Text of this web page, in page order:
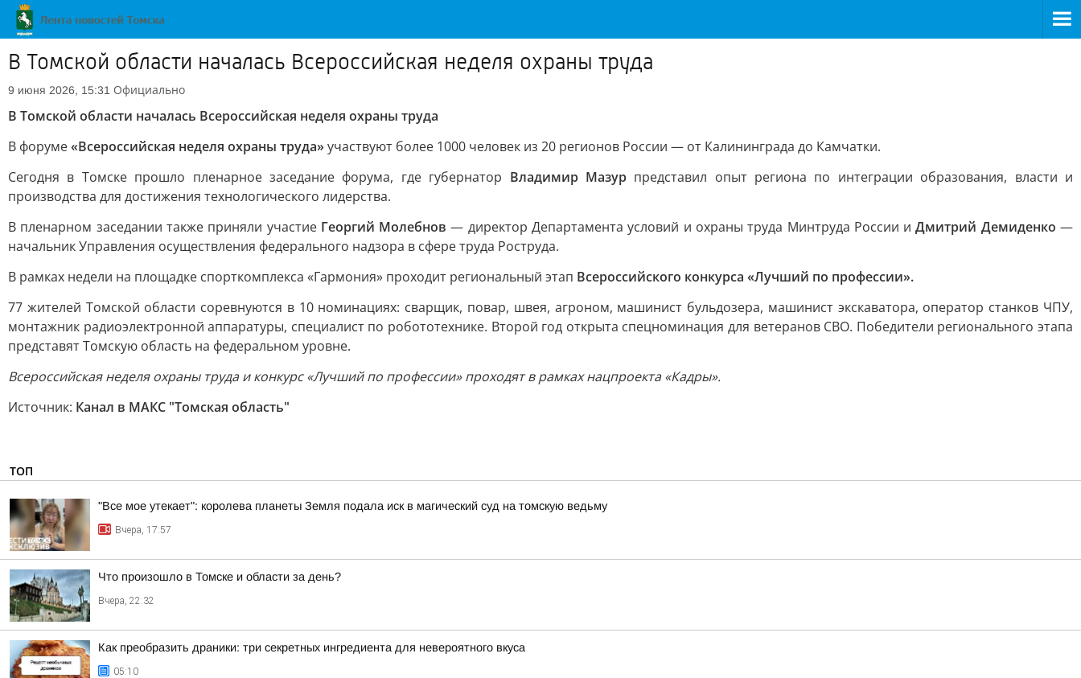
В Томской области началась Всероссийская неделя охраны труда
9 июня 2026, 15:31 Официально
В Томской области началась Всероссийская неделя охраны труда
В форуме«Всероссийская неделя охраны труда»участвуют более 1000 человек из 20 регионов России — от Калининграда до Камчатки.
Сегодня в Томске прошло пленарное заседание форума, где губернатор Владимир Мазурпредставил опыт региона по интеграции образования, власти и
производства для достижения технологического лидерства.
В пленарном заседании также приняли участие Георгий Молебнов — директор Департамента условий и охраны труда Минтруда России иДмитрий Демиденко —
начальник Управления осуществления федерального надзора в сфере труда Роструда.
В рамках недели на площадке спорткомплекса «Гармония» проходит региональный этап Всероссийского конкурса «Лучший по профессии».
77 жителей Томской области соревнуются в 10 номинациях: сварщик, повар, швея, агроном, машинист бульдозера, машинист экскаватора, оператор станков ЧПУ,
монтажник радиоэлектронной аппаратуры, специалист по робототехнике. Второй год открыта спецноминация для ветеранов СВО. Победители регионального этапа
представят Томскую область на федеральном уровне.
Всероссийская неделя охраны труда и конкурс «Лучший по профессии» проходят в рамках нацпроекта «Кадры».
Источник: Канал в МАКС "Томская область"
ТОП
"Все мое утекает": королева планеты Земля подала иск в магический суд на томскую ведьму
Вчера, 17:57
Что произошло в Томске и области за день?
Вчера, 22:32
Как преобразить драники: три секретных ингредиента для невероятного вкуса
05:10